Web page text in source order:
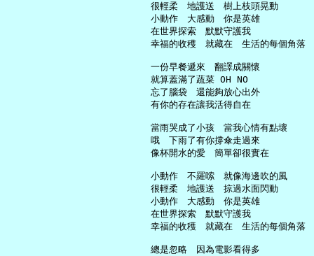
     很輕柔　地護送　樹上枝頭晃動
     小動作　大感動　你是英雄
     在世界探索　默默守護我
     幸福的收穫　就藏在　生活的每個角落
     一份早餐遞來　翻譯成關懷
     就算蓋滿了蔬菜 OH NO
     忘了腦袋　還能夠放心出外
     有你的存在讓我活得自在
     當雨哭成了小孩　當我心情有點壞
     哦　下雨了有你撐傘走過來
     像杯開水的愛　簡單卻很實在
     小動作　不羅嗦　就像海邊吹的風
     很輕柔　地護送　掠過水面閃動
     小動作　大感動　你是英雄
     在世界探索　默默守護我
     幸福的收穫　就藏在　生活的每個角落
     總是忽略　因為電影看得多